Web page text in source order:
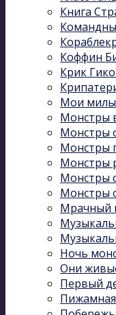
Книга
Коффин
Крик
Мои
Монстры
Монстры
Монстры
Монстры
Монстры
Монстры
Мрачный
Ночь
Они
Первый